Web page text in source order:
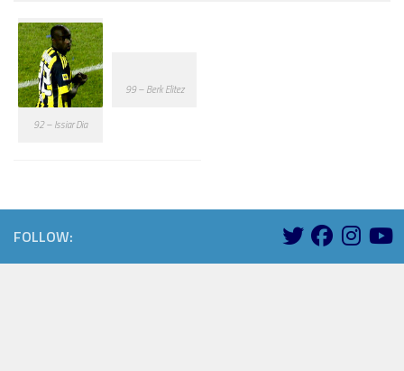
92 – Issiar Dia
99 – Berk Elitez
FOLLOW: